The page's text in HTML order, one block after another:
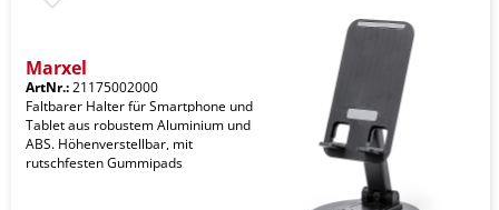
Marxel
ArtNr.:21175002000
Faltbarer Halter für Smartphone und
Tablet aus robustem Aluminium und
ABS. Höhenverstellbar, mit
rutschfesten Gummipads